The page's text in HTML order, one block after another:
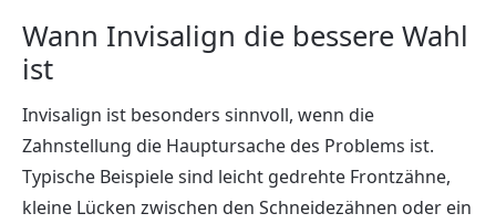
Wann Invisalign die bessere Wahl
ist
Invisalign ist besonders sinnvoll, wenn die
Zahnstellung die Hauptursache des Problems ist.
Typische Beispiele sind leicht gedrehte Frontzähne,
kleine Lücken zwischen den Schneidezähnen oder ein